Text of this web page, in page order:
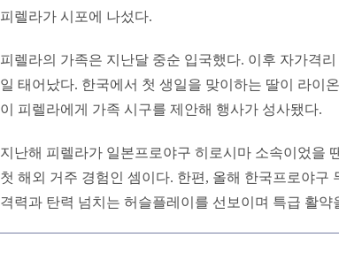
피렐라가 시포에 나섰다.
피렐라의 가족은 지난달 중순 입국했다. 이후 자가격
일 태어났다. 한국에서 첫 생일을 맞이하는 딸이 라이
이 피렐라에게 가족 시구를 제안해 행사가 성사됐다.
지난해 피렐라가 일본프로야구 히로시마 소속이었을
첫 해외 거주 경험인 셈이다. 한편, 올해 한국프로야구
격력과 탄력 넘치는 허슬플레이를 선보이며 특급 활약